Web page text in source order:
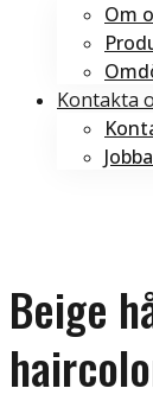
Om
Kontakta
Beige